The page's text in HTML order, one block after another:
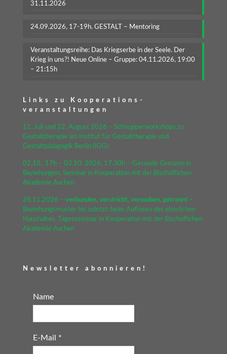
31.11.2026
24.09.2026, 17-19h. GESTALT – Mentoring
Veranstaltungsreihe: Das Kriegserbe in der Seele. Der
Krieg in uns?! Neue Online – Gruppe: 04.11.2026, 19:00
– 21:15h
Links zu Kooperations-
veranstaltungen
11. Juli und 22. August 2026 – Schnupperworkshops zu
Gestalttherapie am Institut für Gestalttherapie und
Gestaltpädagogik Berlin (IGG).
02.10., 17h – 03.10. 2026, 17.30h – Gesunde Grenzen in
Beziehungen, Seminar in Kooperation mit der Bischöflichen
Akademie Aachen.
28.11.2026 – verbunden, verstrickt, verwoben, getrennt –
Beziehungsmuster bis zuletzt: beim Auflösen des elterlichen
Haushaltes. Tagesseminar in Kooperation mit der Bischöflichen
Akademie Aachen
Newsletter abonnieren!
Name
E-Mail *